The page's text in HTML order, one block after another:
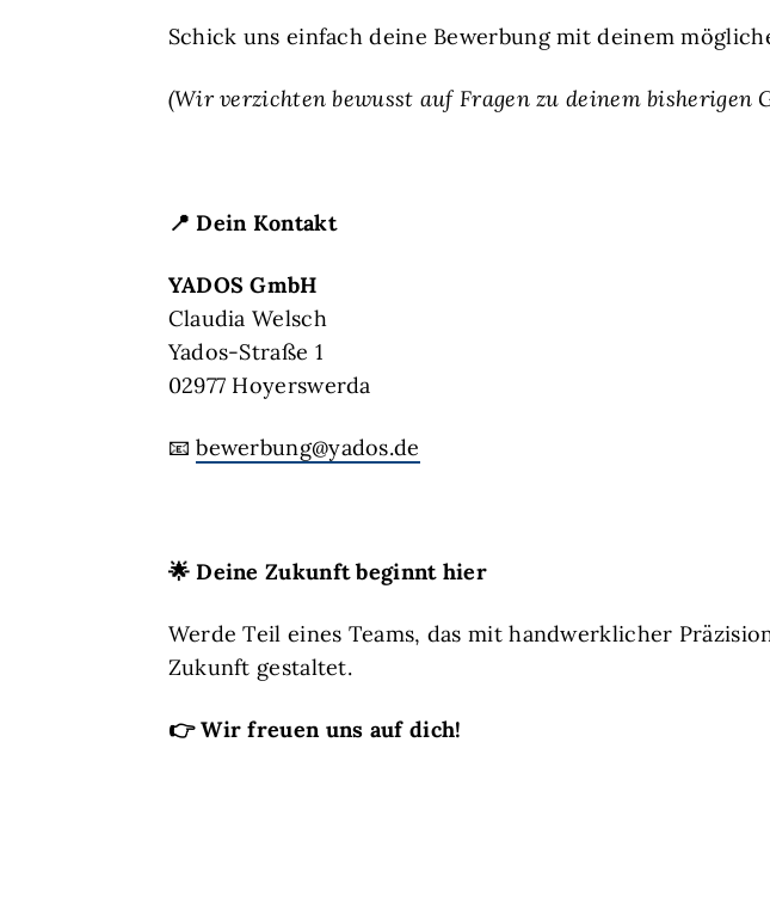
Schick uns einfach deine Bewerbung mit deinem
(Wir verzichten bewusst auf Fragen zu deinem bisherigen
📍 Dein Kontakt
YADOS GmbH
Claudia Welsch
Yados-Straße 1
02977 Hoyerswerda
📧bewerbung@yados.de
🌟Deine Zukunft beginnt hier
Werde Teil eines Teams, das mit handwerklicher
Zukunft gestaltet.
👉Wir freuen uns auf dich!